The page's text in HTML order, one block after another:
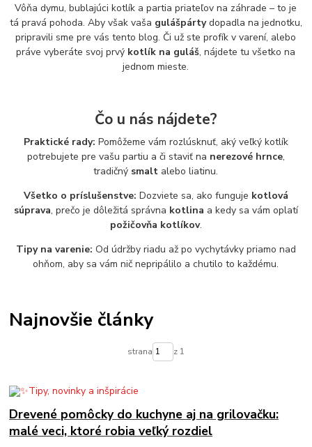
Vôňa dymu, bublajúci kotlík a partia priateľov na záhrade – to je
tá pravá pohoda. Aby však vaša gulášpártydopadla na jednotku,
pripravili sme pre vás tento blog. Či už ste profík v varení, alebo
práve vyberáte svoj prvý kotlík na guláš, nájdete tu všetko na
jednom mieste.
Čo u nás nájdete?
Praktické rady: Pomôžeme vám rozlúsknuť, aký veľký kotlík
potrebujete pre vašu partiu a či staviť na nerezové hrnce,
tradičný smalt alebo liatinu.
Všetko o príslušenstve: Dozviete sa, ako funguje kotlová
súprava, prečo je dôležitá správna kotlina a kedy sa vám oplatí
požičovňa kotlíkov.
Tipy na varenie: Od údržby riadu až po vychytávky priamo nad
ohňom, aby sa vám nič nepripálilo a chutilo to každému.
Najnovšie články
strana z 1
Drevené pomôcky do kuchyne aj na grilovačku:
malé veci, ktoré robia veľký rozdiel